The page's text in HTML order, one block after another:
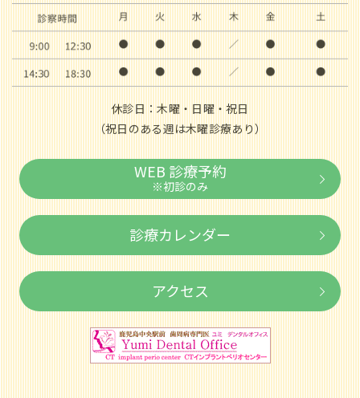
休診日：木曜・日曜・祝日
（祝日のある週は木曜診療あり）
WEB 診療予約
※初診のみ
診療カレンダー
アクセス